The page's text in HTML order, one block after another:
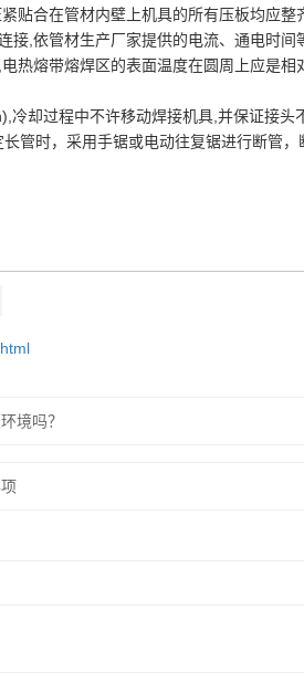
贴合在管材内壁上机具的所有压板均应
接,依管材生产厂家提供的电流、通电时
热熔带熔焊区的表面温度在圆周上应是
冷却过程中不许移动焊接机具,并保证接头
管时，采用手锯或电动往复锯进行断管
境吗？